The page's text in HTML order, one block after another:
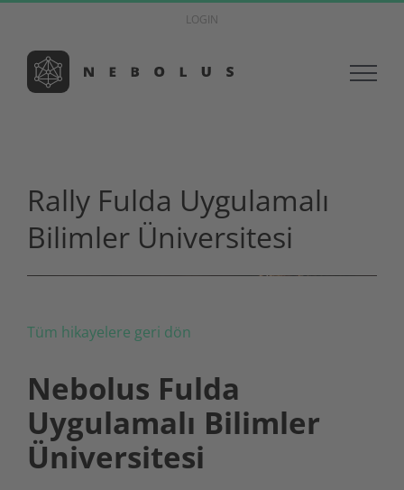
content
LOGIN
Rally Fulda Uygulamalı
Bilimler Üniversitesi
Tüm hikayelere geri dön
Nebolus Fulda
Uygulamalı Bilimler
Üniversitesi